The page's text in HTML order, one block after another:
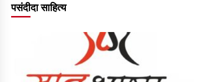
पसंदीदा साहित्य